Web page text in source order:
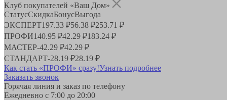
Клуб покупателей «Ваш Дом»
СтатусСкидкаБонусВыгода
ЭКСПЕРТ197.33 ₽56.38 ₽253.71 ₽
ПРОФИ140.95 ₽42.29 ₽183.24 ₽
МАСТЕР-42.29 ₽42.29 ₽
СТАНДАРТ-28.19 ₽28.19 ₽
Как стать «ПРОФИ» сразу!Узнать подробнее
Заказать звонок
Горячая линия и заказ по телефону
Ежедневно с 7:00 до 20:00